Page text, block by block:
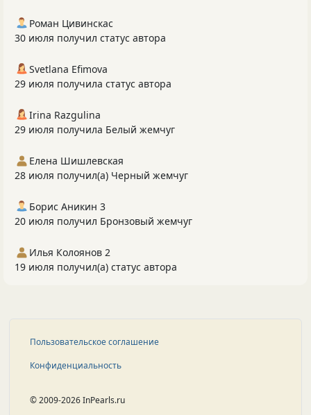
Роман Цивинскас
30 июля получил статус автора
Svetlana Efimova
29 июля получила статус автора
Irina Razgulina
29 июля получила Белый жемчуг
Елена Шишлевская
28 июля получил(а) Черный жемчуг
Борис Аникин 3
20 июля получил Бронзовый жемчуг
Илья Колоянов 2
19 июля получил(а) статус автора
Пользовательское соглашение
Конфиденциальность
© 2009-2026 InPearls.ru